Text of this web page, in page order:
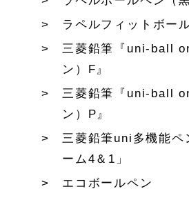
ラペルフィットボー
三菱鉛筆『uni-ball
ン）F』
三菱鉛筆『uni-ball
ン）P』
三菱鉛筆uni多機能ペ
ーム4＆1」
エコボールペン